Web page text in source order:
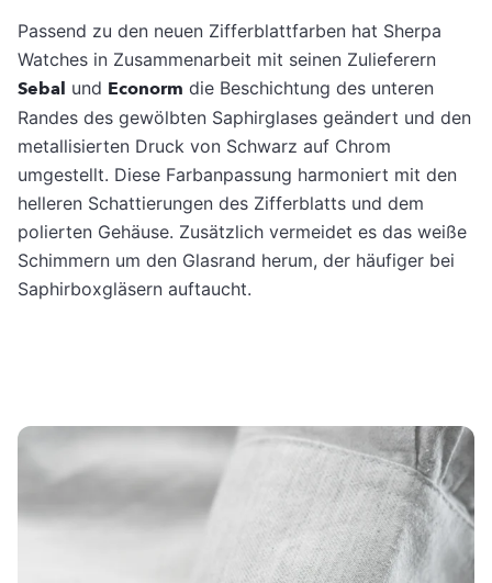
Passend zu den neuen Zifferblattfarben hat Sherpa
Watches in Zusammenarbeit mit seinen Zulieferern
Sebal und Econorm die Beschichtung des unteren
Randes des gewölbten Saphirglases geändert und den
metallisierten Druck von Schwarz auf Chrom
umgestellt. Diese Farbanpassung harmoniert mit den
helleren Schattierungen des Zifferblatts und dem
polierten Gehäuse. Zusätzlich vermeidet es das weiße
Schimmern um den Glasrand herum, der häufiger bei
Saphirboxgläsern auftaucht.